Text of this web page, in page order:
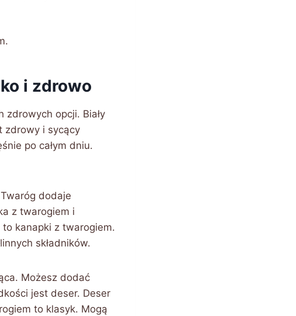
i zdrowo
zdrowych opcji. Biały
zdrowy i sycący
po całym dniu.
dodaje
z twarogiem i
kanapki z twarogiem.
składników.
Możesz dodać
jest deser. Deser
to klasyk. Mogą